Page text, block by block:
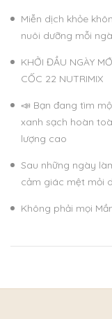
Miễn dịch khỏe
nuôi dưỡng mỗi
KHỞI ĐẦU NGÀY
CỐC 22 NUTRIMIX
📣 Bạn đang tìm
xanh sạch hoàn
lượng cao
Sau những ngày
cảm giác mệt mỏi
Không phải mọi